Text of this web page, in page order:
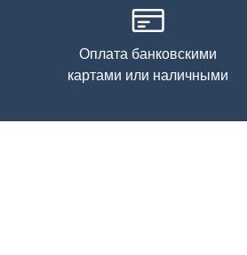
Оплата банковскими
картами или наличными